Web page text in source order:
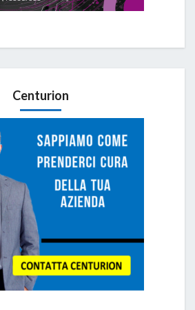
Centurion